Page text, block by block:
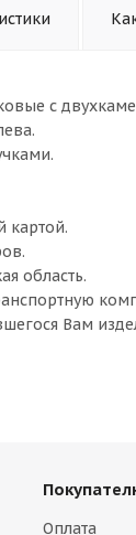
с
картой.
область.
Вам
Оплата